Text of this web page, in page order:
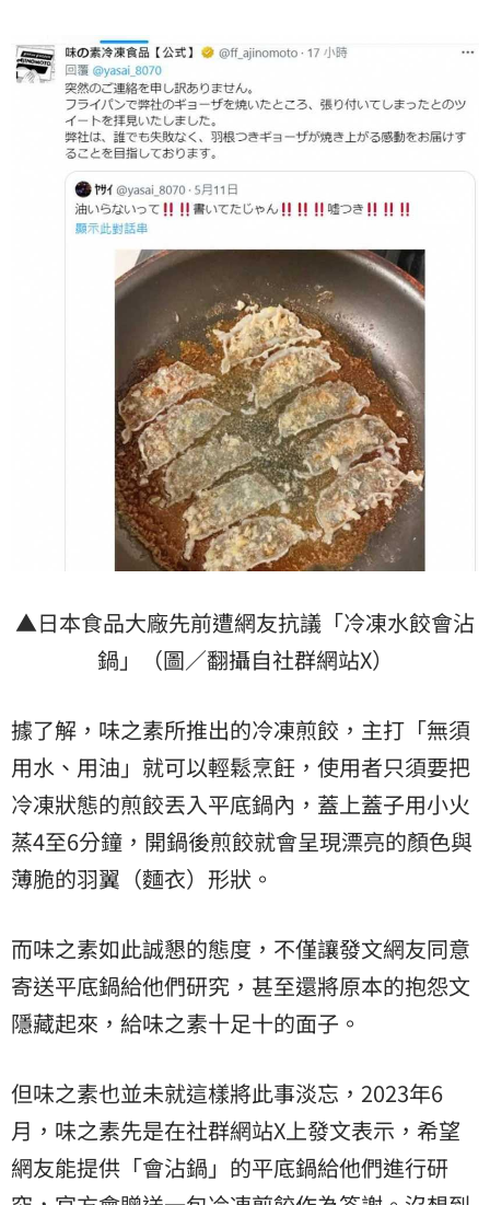
▲日本食品大廠先前遭網友抗議「冷凍水餃會沾
鍋」（圖／翻攝自社群網站X）
據了解，味之素所推出的冷凍煎餃，主打「無須
用水、用油」就可以輕鬆烹飪，使用者只須要把
冷凍狀態的煎餃丟入平底鍋內，蓋上蓋子用小火
蒸4至6分鐘，開鍋後煎餃就會呈現漂亮的顏色與
薄脆的羽翼（麵衣）形狀。
而味之素如此誠懇的態度，不僅讓發文網友同意
寄送平底鍋給他們研究，甚至還將原本的抱怨文
隱藏起來，給味之素十足十的面子。
但味之素也並未就這樣將此事淡忘，2023年6
月，味之素先是在社群網站X上發文表示，希望
網友能提供「會沾鍋」的平底鍋給他們進行研